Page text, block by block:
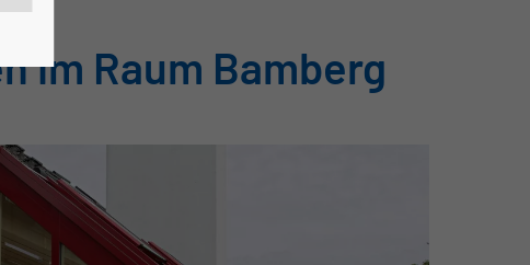
im Raum Bamberg